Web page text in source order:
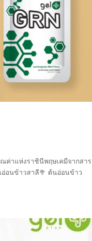
ค่าแห่งราชินีพฤษเคมีจากสาร
อนข้าวสาลี🥦 ต้นอ่อนข้าว